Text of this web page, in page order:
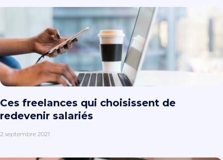
Ces freelances qui choisissent de
redevenir salariés
2 septembre 2021